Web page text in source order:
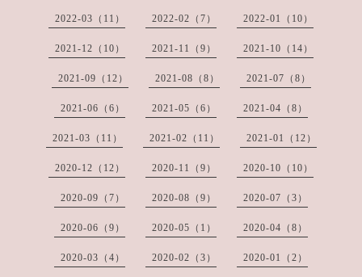
2022-03（11） 2022-02（7） 2022-01（10）
2021-12（10） 2021-11（9） 2021-10（14）
2021-09（12） 2021-08（8） 2021-07（8）
2021-06（6） 2021-05（6） 2021-04（8）
2021-03（11） 2021-02（11） 2021-01（12）
2020-12（12） 2020-11（9） 2020-10（10）
2020-09（7） 2020-08（9） 2020-07（3）
2020-06（9） 2020-05（1） 2020-04（8）
2020-03（4） 2020-02（3） 2020-01（2）